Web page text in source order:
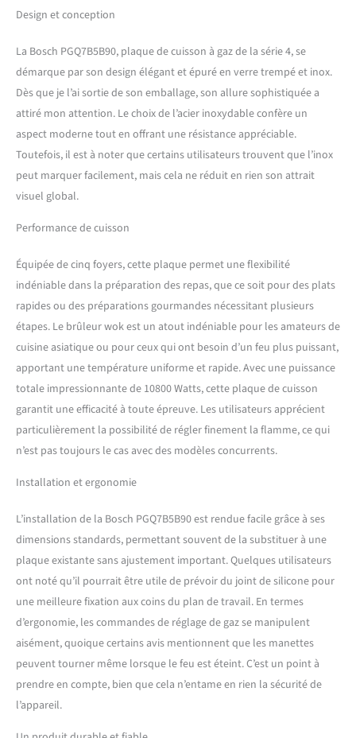
nettoyage La plaque de
cuisson est dotée de 5
boutons de commande
droits et crantés permettant
un ajustement fonctionnel
et conformaplaque des
niveaux de puissance avec
une prise en main parfaite
manette pour allumer la
flamme Livraison : 1 x Bosch
plaque à gaz Série 4 avec
accessoires de série :
Ensemble de buse pour
Injecteurs pour
butane/propane / Couleur :
Noir
Design et conception
La Bosch PGQ7B5B90, plaque de cuisson à gaz de la série 4, se
démarque par son design élégant et épuré en verre trempé et inox.
Dès que je l’ai sortie de son emballage, son allure sophistiquée a
attiré mon attention. Le choix de l’acier inoxydable confère un
aspect moderne tout en offrant une résistance appréciable.
Toutefois, il est à noter que certains utilisateurs trouvent que l’inox
peut marquer facilement, mais cela ne réduit en rien son attrait
visuel global.
Performance de cuisson
Équipée de cinq foyers, cette plaque permet une flexibilité
indéniable dans la préparation des repas, que ce soit pour des plats
rapides ou des préparations gourmandes nécessitant plusieurs
étapes. Le brûleur wok est un atout indéniable pour les amateurs de
cuisine asiatique ou pour ceux qui ont besoin d’un feu plus puissant,
apportant une température uniforme et rapide. Avec une puissance
totale impressionnante de 10800 Watts, cette plaque de cuisson
garantit une efficacité à toute épreuve. Les utilisateurs apprécient
particulièrement la possibilité de régler finement la flamme, ce qui
n’est pas toujours le cas avec des modèles concurrents.
Installation et ergonomie
L’installation de la Bosch PGQ7B5B90 est rendue facile grâce à ses
dimensions standards, permettant souvent de la substituer à une
plaque existante sans ajustement important. Quelques utilisateurs
ont noté qu’il pourrait être utile de prévoir du joint de silicone pour
une meilleure fixation aux coins du plan de travail. En termes
d’ergonomie, les commandes de réglage de gaz se manipulent
aisément, quoique certains avis mentionnent que les manettes
peuvent tourner même lorsque le feu est éteint. C’est un point à
prendre en compte, bien que cela n’entame en rien la sécurité de
l’appareil.